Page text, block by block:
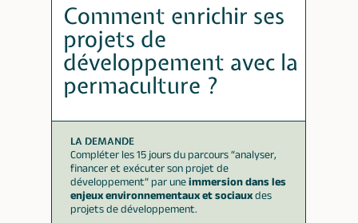
LA DEMANDE
Compléter les 15 jours du parcours “analyser,
financer et exécuter son projet de
développement” par uneimmersion dans les
enjeux environnementaux et sociauxdes
projets de développement.
Comment enrichir ses
projets de
développement avec la
permaculture ?